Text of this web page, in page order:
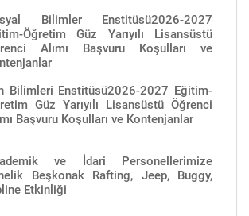
Bilimler Enstitüsü2026-2027
Öğretim Güz Yarıyılı Lisansüstü
Alımı Başvuru Koşulları ve
Bilimleri Enstitüsü2026-2027 Eğitim-
Güz Yarıyılı Lisansüstü Öğrenci
Başvuru Koşulları ve Kontenjanlar
ve İdari Personellerimize
Beşkonak Rafting, Jeep, Buggy,
Etkinliği